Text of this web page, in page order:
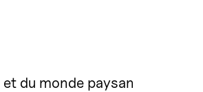
du monde paysan